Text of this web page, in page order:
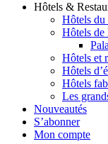
Hôtels &
Hôtels du
Hôtels de
Hôtels et
Hôtels
Hôtels
Les
Nouveautés
S’abonner
Mon compte